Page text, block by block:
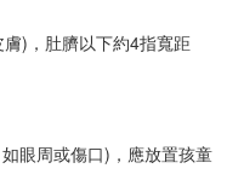
)，肚臍以下約4指寬距
眼周或傷口)，應放置孩童